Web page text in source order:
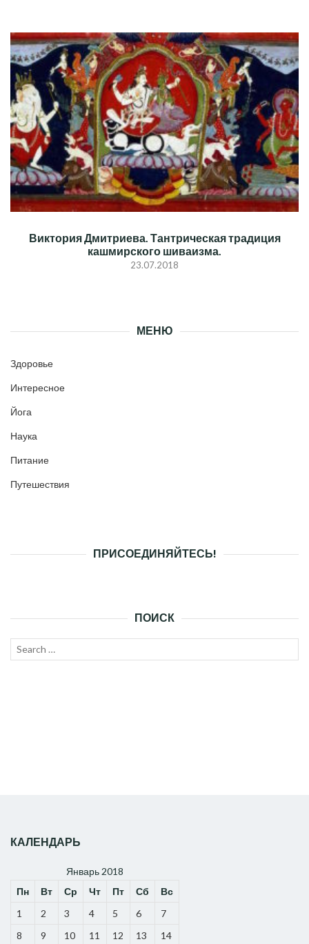
Виктория Дмитриева. Тантрическая традиция
кашмирского шиваизма.
23.07.2018
МЕНЮ
Здоровье
Интересное
Йога
Наука
Питание
Путешествия
ПРИСОЕДИНЯЙТЕСЬ!
ПОИСК
Search
КАЛЕНДАРЬ
Январь 2018
Пн
Вт Ср Чт Пт Сб
Вс
1
2 3 4 5 6
7
8
9 10 11 12 13
14